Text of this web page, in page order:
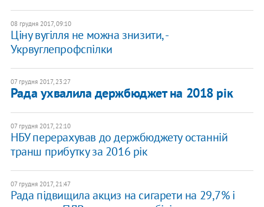
08 грудня 2017, 09:10
Ціну вугілля не можна знизити, -
Укрвуглепрофспілки
07 грудня 2017, 23:27
Рада ухвалила держбюджет на 2018 рік
07 грудня 2017, 22:10
НБУ перерахував до держбюджету останній
транш прибутку за 2016 рік
07 грудня 2017, 21:47
Рада підвищила акциз на сигарети на 29,7% і